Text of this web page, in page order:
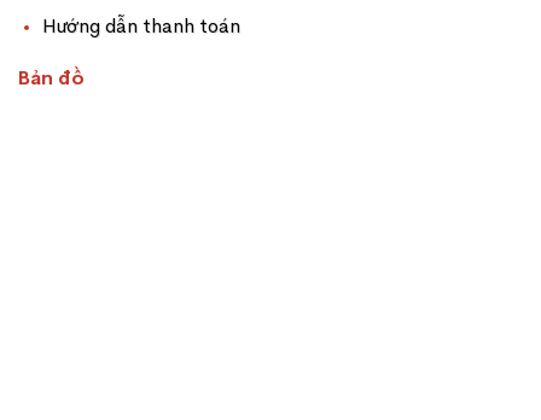
Hướng dẫn thanh toán
Bản đồ